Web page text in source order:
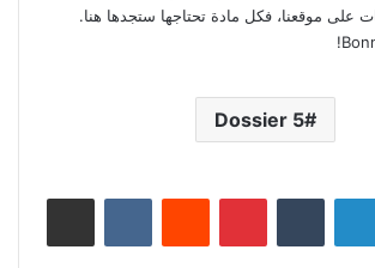
على موقعنا، فكل مادة تحتاجها ستجدها هنا.
Dossier 5
بينتيريست مشاركة عبر البريد